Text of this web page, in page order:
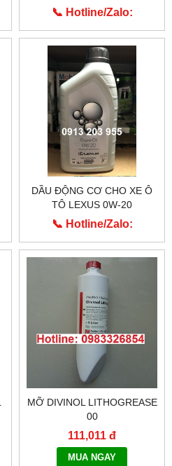
📞 Hotline/Zalo:
0913.203.955
DẦU ĐỘNG CƠ CHO XE Ô
TÔ LEXUS 0W-20
📞 Hotline/Zalo:
0913.203.955
MỠ DIVINOL LITHOGREASE
00
111,011 đ
MUA NGAY